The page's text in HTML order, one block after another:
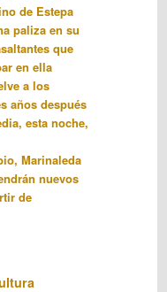
de Estepa
paliza en su
que
en ella
a los
años después
esta noche,
Marinaleda
nuevos
de